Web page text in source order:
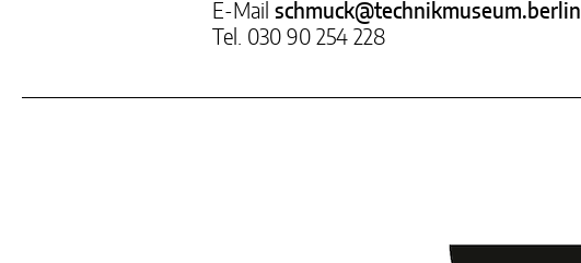
E-Mail schmuck@technikmuseum.berlin
Tel. 030 90 254 228